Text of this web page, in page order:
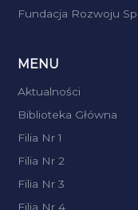
Fundacja Rozwoju
MENU
Aktualności
Biblioteka Główna
Filia Nr 1
Filia Nr 2
Filia Nr 3
Filia Nr 4